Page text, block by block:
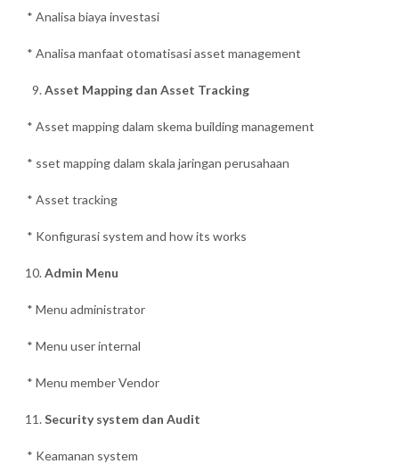
* Analisa biaya investasi
* Analisa manfaat otomatisasi asset management
Asset Mapping dan Asset Tracking
* Asset mapping dalam skema building management
* sset mapping dalam skala jaringan perusahaan
* Asset tracking
* Konfigurasi system and how its works
Admin Menu
* Menu administrator
* Menu user internal
* Menu member Vendor
Security system dan Audit
* Keamanan system